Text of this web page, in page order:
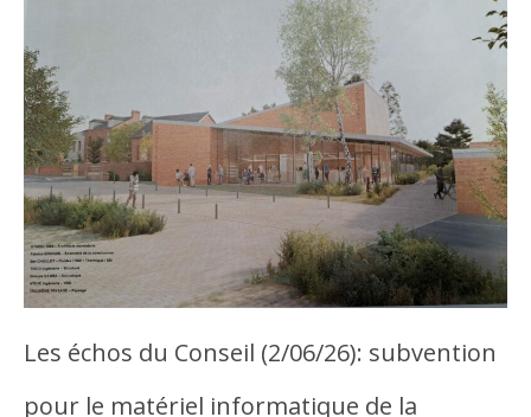
Les échos du Conseil (2/06/26): subvention
pour le matériel informatique de la